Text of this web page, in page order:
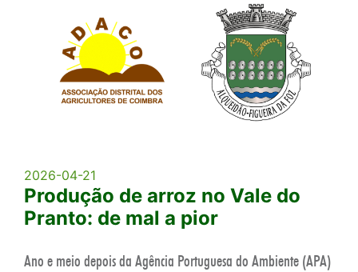
2026-04-21
Produção de arroz no Vale do
Pranto: de mal a pior
Ano e meio depois da Agência Portuguesa do Ambiente (APA)